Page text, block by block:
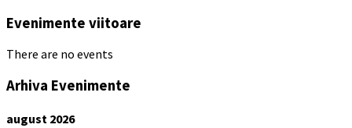
Evenimente viitoare
There are no events
Arhiva Evenimente
august 2026